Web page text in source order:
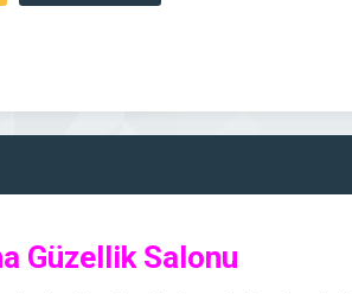
Güzellik Salonu